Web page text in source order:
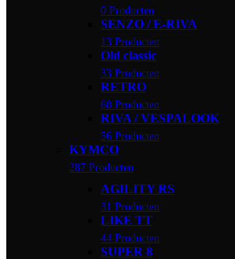
0 Producten
SENZO / E-RIVA
13 Producten
Old classic
33 Producten
RETRO
60 Producten
RIVA / VESPALOOK
56 Producten
KYMCO
287 Producten
AGILITY RS
31 Producten
LIKE TT
44 Producten
SUPER 8